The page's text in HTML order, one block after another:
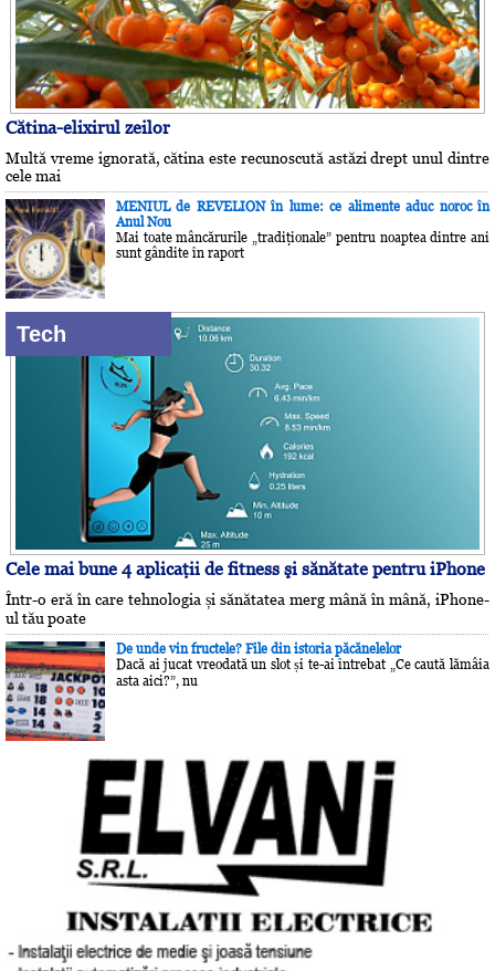
Cătina-elixirul zeilor
Multă vreme ignorată, cătina este recunoscută astăzi drept unul dintre
cele mai
MENIUL de REVELION în lume: ce alimente aduc noroc în
Anul Nou
Mai toate mâncărurile „tradiţionale” pentru noaptea dintre ani
sunt gândite în raport
Tech
Cele mai bune 4 aplicaţii de fitness şi sănătate pentru iPhone
Într-o eră în care tehnologia și sănătatea merg mână în mână, iPhone-
ul tău poate
De unde vin fructele? File din istoria păcănelelor
Dacă ai jucat vreodată un slot și te-ai întrebat „Ce caută lămâia
asta aici?”, nu